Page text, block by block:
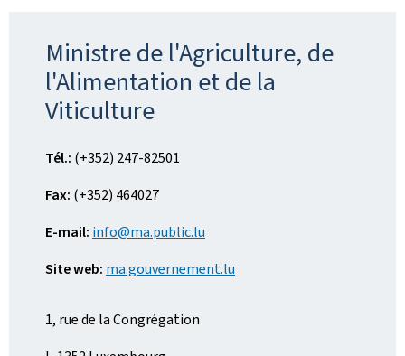
Ministre de l'Agriculture, de
l'Alimentation et de la
Viticulture
Tél.: (+352) 247-82501
Fax: (+352) 464027
E-mail: info@ma.public.lu
Site web: ma.gouvernement.lu
1, rue de la Congrégation